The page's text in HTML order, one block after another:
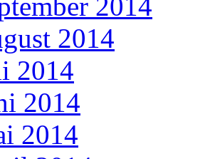
2014
2014
2014
2014
2014